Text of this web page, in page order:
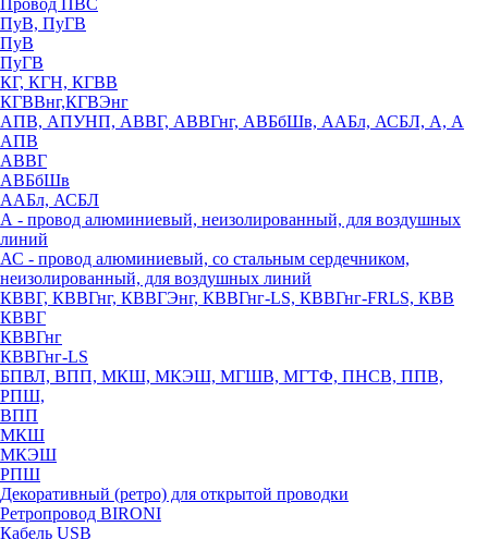
Провод ПВС
ПуВ, ПуГВ
ПуВ
ПуГВ
КГ, КГН, КГВВ
КГВВнг,КГВЭнг
АПВ, АПУНП, АВВГ, АВВГнг, АВБбШв, ААБл, АСБЛ, А, А
АПВ
АВВГ
АВБбШв
ААБл, АСБЛ
А - провод алюминиевый, неизолированный, для воздушных
линий
АС - провод алюминиевый, со стальным сердечником,
неизолированный, для воздушных линий
КВВГ, КВВГнг, КВВГЭнг, КВВГнг-LS, КВВГнг-FRLS, КВВ
КВВГ
КВВГнг
КВВГнг-LS
БПВЛ, ВПП, МКШ, МКЭШ, МГШВ, МГТФ, ПНСВ, ППВ,
РПШ,
ВПП
МКШ
МКЭШ
РПШ
Декоративный (ретро) для открытой проводки
Ретропровод BIRONI
Кабель USB